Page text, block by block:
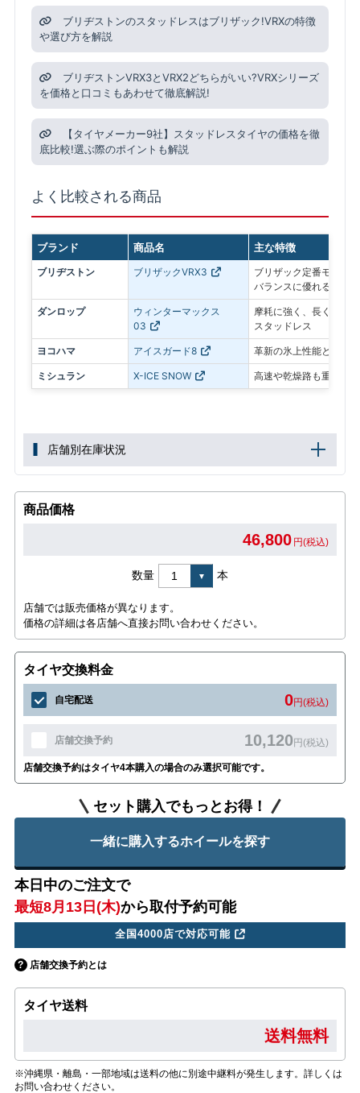
ブリヂストンのスタッドレスはブリザック!VRXの特徴
や選び方を解説
ブリヂストンVRX3とVRX2どちらがいい?VRXシリーズ
を価格と口コミもあわせて徹底解説!
【タイヤメーカー9社】スタッドレスタイヤの価格を徹
底比較!選ぶ際のポイントも解説
よく比較される商品
ブランド 商品名 主な特徴
ブリヂストン ブリザックVRX3
ブリザック定番モデル
バランスに優れる
ダンロップ
ウィンターマックス
03
摩耗に強く、長く使い
スタッドレス
ヨコハマ アイスガード8 革新の氷上性能と静粛
ミシュラン X-ICE SNOW 高速や乾燥路も重視し
店舗別在庫状況
商品価格
46,800 円(税込)
数量 本
店舗では販売価格が異なります。
価格の詳細は各店舗へ直接お問い合わせください。
タイヤ交換料金
自宅配送 0円(税込)
店舗交換予約 10,120円(税込)
店舗交換予約はタイヤ4本購入の場合のみ選択可能です。
セット購入でもっとお得！
一緒に購入するホイールを探す
本日中のご注文で
最短8月13日(木)から取付予約可能
全国4000店で対応可能
店舗交換予約とは
タイヤ送料
送料無料
※沖縄県・離島・一部地域は送料の他に別途中継料が発生します。詳しくは
お問い合わせください。